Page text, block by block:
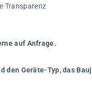
Transparenz
auf Anfrage.
Geräte-Typ, das